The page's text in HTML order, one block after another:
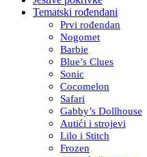
Tematski rođendani
Prvi rođendan
Nogomet
Barbie
Blue’s Clues
Sonic
Cocomelon
Safari
Gabby’s Dollhouse
Autići i strojevi
Lilo i Stitch
Frozen